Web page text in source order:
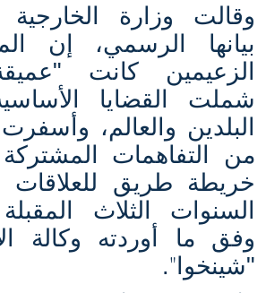
وقالت وزارة
بيانها الرسمي، إن
الزعيمين كانت
شملت القضايا
البلدين والعالم،
من التفاهمات
خريطة طريق للعلاقات
السنوات الثلاث
وفق ما أوردته وكالة
"شينخوا "
.